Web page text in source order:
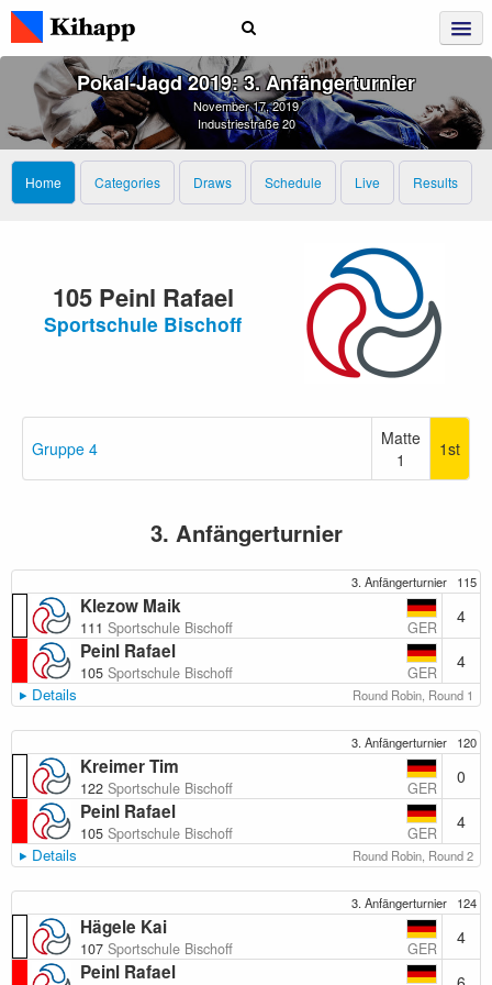
Pokal‑Jagd 2019: 3. Anfängerturnier
November 17, 2019
Industriestraße 20
Home Categories Draws Schedule Live Results
105 Peinl Rafael
Sportschule Bischoff
Gruppe 4
Matte
1
1st
3. Anfängerturnier
3. Anfängerturnier 115
Klezow Maik
111 Sportschule Bischoff GER
4
Peinl Rafael
105 Sportschule Bischoff GER
4
Details Round Robin, Round 1
3. Anfängerturnier 120
Kreimer Tim
122 Sportschule Bischoff GER
0
Peinl Rafael
105 Sportschule Bischoff GER
4
Details Round Robin, Round 2
3. Anfängerturnier 124
Hägele Kai
107 Sportschule Bischoff GER
4
Peinl Rafael